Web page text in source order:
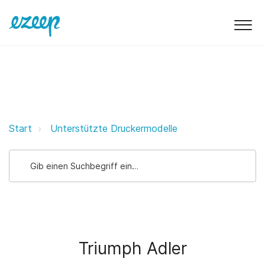
Triumph Adler ezeep Support
Start Unterstützte Druckermodelle
Triumph Adler